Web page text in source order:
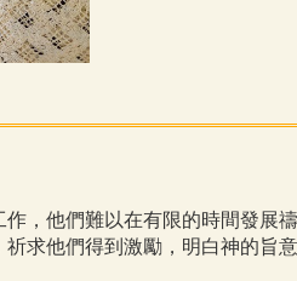
，他們難以在有限的時間發展
求他們得到激勵，明白神的旨